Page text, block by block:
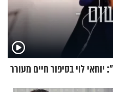
לוי בסיפור חיים מעורר